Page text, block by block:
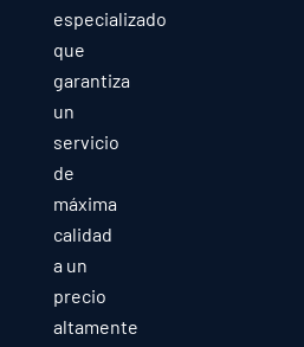
especializado
que
garantiza
un
servicio
de
máxima
calidad
a un
precio
altamente